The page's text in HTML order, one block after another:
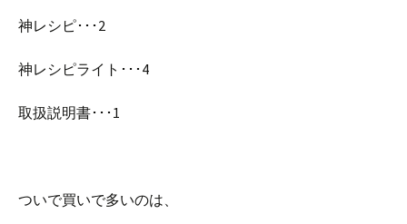
神レシピ･･･2
神レシピライト･･･4
取扱説明書･･･1
ついで買いで多いのは、